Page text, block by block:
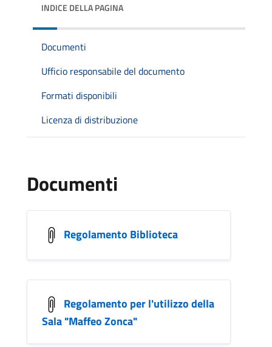
INDICE DELLA PAGINA
Documenti
Ufficio responsabile del documento
Formati disponibili
Licenza di distribuzione
Documenti
Regolamento Biblioteca
Regolamento per l'utilizzo della
Sala "Maffeo Zonca"